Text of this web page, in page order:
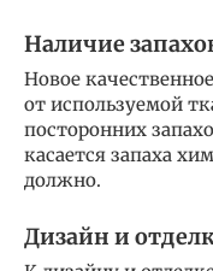
Наличие
Новое
от используемой
посторонних
касается запаха
должно.
Дизайн и